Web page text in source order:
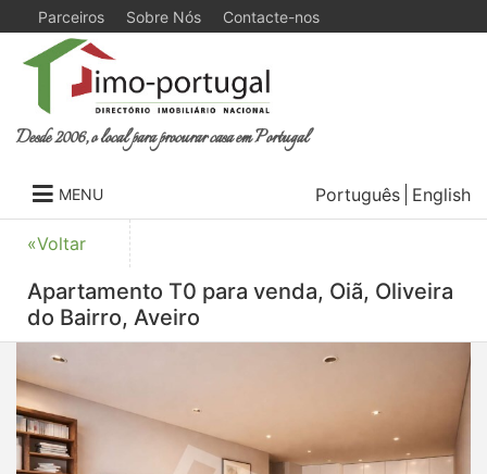
Parceiros Sobre Nós Contacte-nos
Desde 2006, o local para procurar casa em Portugal
MENU Português English
«Voltar
Apartamento T0 para venda, Oiã, Oliveira
do Bairro, Aveiro